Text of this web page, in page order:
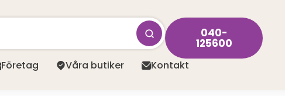
040-
125600
Företag Våra butiker Kontakt